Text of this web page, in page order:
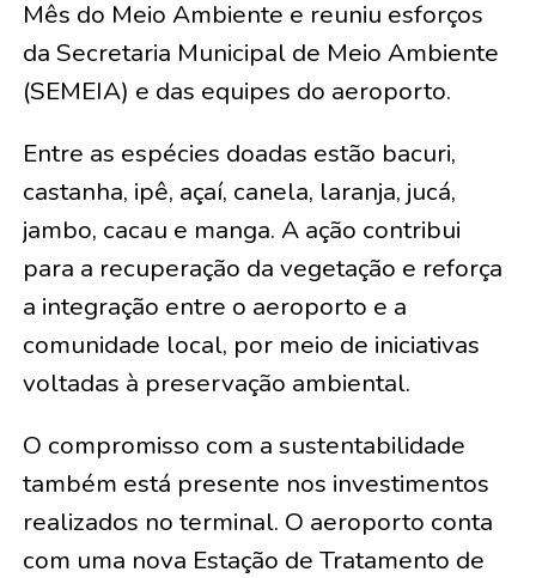
Mês do Meio Ambiente e reuniu esforços
da Secretaria Municipal de Meio Ambiente
(SEMEIA) e das equipes do aeroporto.
Entre as espécies doadas estão bacuri,
castanha, ipê, açaí, canela, laranja, jucá,
jambo, cacau e manga. A ação contribui
para a recuperação da vegetação e reforça
a integração entre o aeroporto e a
comunidade local, por meio de iniciativas
voltadas à preservação ambiental.
O compromisso com a sustentabilidade
também está presente nos investimentos
realizados no terminal. O aeroporto conta
com uma nova Estação de Tratamento de